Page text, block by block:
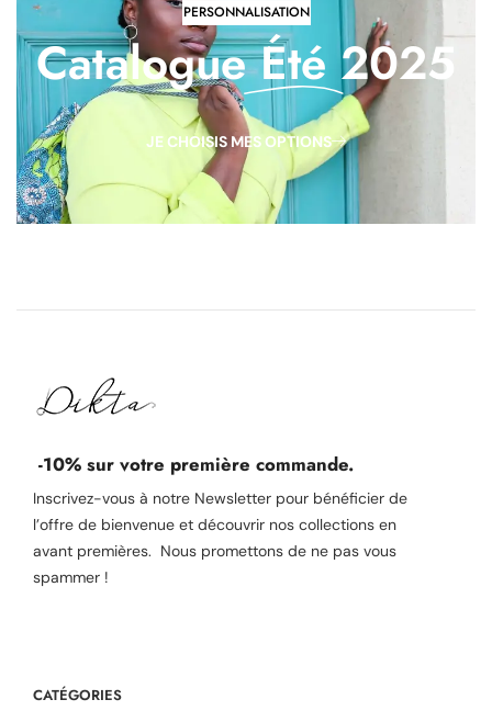
PERSONNALISATION
CatalogueÉté 2025
JE CHOISIS MES OPTIONS
-10% sur votre première commande.
Inscrivez-vous à notre Newsletter pour bénéficier de
l’offre de bienvenue et découvrir nos collections en
avant premières. Nous promettons de ne pas vous
spammer !
CATÉGORIES